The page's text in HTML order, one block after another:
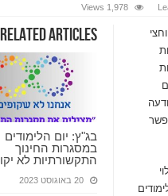
1,978 Views
Related Articles
בג"ץ: יום הלימודים
במסגרות החינוך
התקשורתיות לא
20 באוגוסט 2023
עם אוטיזם יפגינו מחרתיים, יום רביעי, בשעה 09:30 -9 וחצי
ההודעה
יום הלימודים